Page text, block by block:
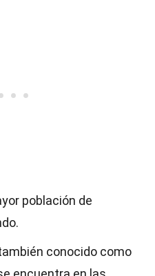
población de
conocido como